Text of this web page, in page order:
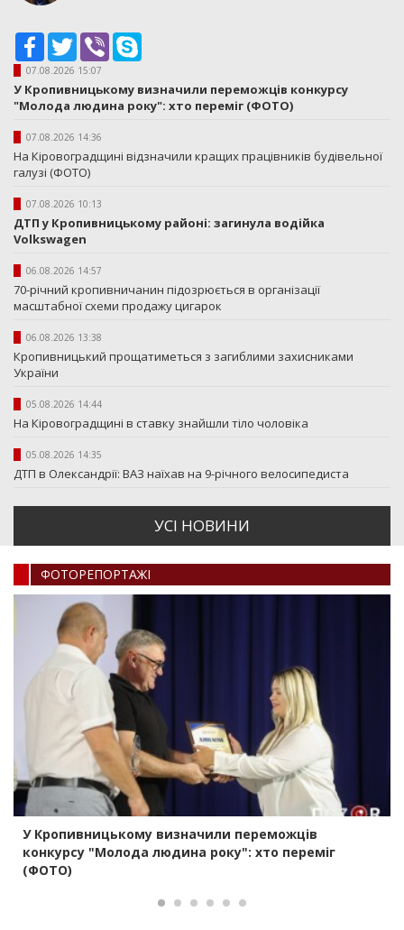
Facebook
TwitterViber
07.08.2026 15:07
У Кропивницькому визначили переможців конкурсу
"Молода людина року": хто переміг (ФОТО)
07.08.2026 14:36
На Кіровоградщині відзначили кращих працівників будівельної
галузі (ФОТО)
07.08.2026 10:13
ДТП у Кропивницькому районі: загинула водійка
Volkswagen
06.08.2026 14:57
70-річний кропивничанин підозрюється в організації
масштабної схеми продажу цигарок
06.08.2026 13:38
Кропивницький прощатиметься з загиблими захисниками
України
05.08.2026 14:44
На Кіровоградщині в ставку знайшли тіло чоловіка
05.08.2026 14:35
ДТП в Олександрії: ВАЗ наїхав на 9-річного велосипедиста
УСI НОВИНИ
ФОТОРЕПОРТАЖI
У Кропивницькому визначили переможців
конкурсу "Молода людина року": хто переміг
(ФОТО)